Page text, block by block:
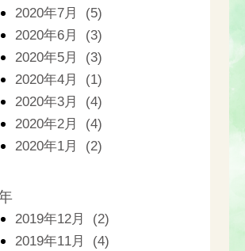
2020年7月 (5)
2020年6月 (3)
2020年5月 (3)
2020年4月 (1)
2020年3月 (4)
2020年2月 (4)
2020年1月 (2)
2019年12月 (2)
2019年11月 (4)